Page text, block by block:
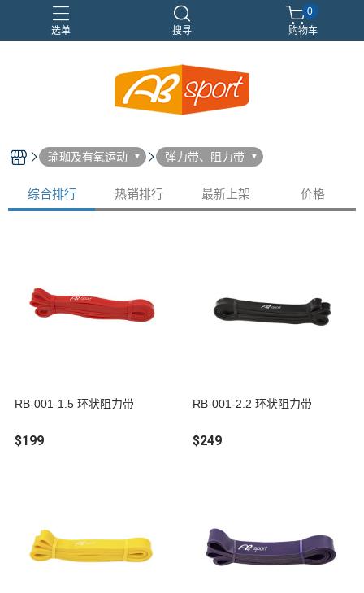
选单 搜寻
健身空間規劃 重訓
0
购物车
瑜珈及有氧运动 弹力带、阻力带
综合排行 热销排行 最新上架 价格
RB-001-1.5 环状阻力带
$199
RB-001-2.2 环状阻力带
$249